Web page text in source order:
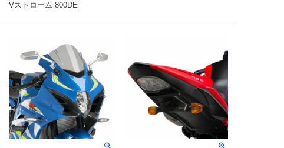
Vストローム 800DE